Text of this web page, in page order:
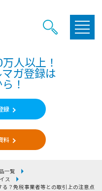
人以上！
ガ登録は
！
録
料
一覧
ス
？免税事業者等との取引上の注意点